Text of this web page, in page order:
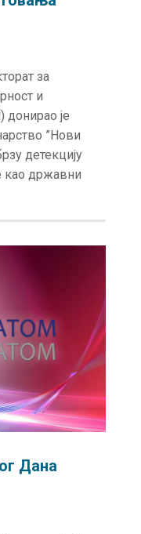
за
и
је
”Нови
детекцију
као државни
Дана